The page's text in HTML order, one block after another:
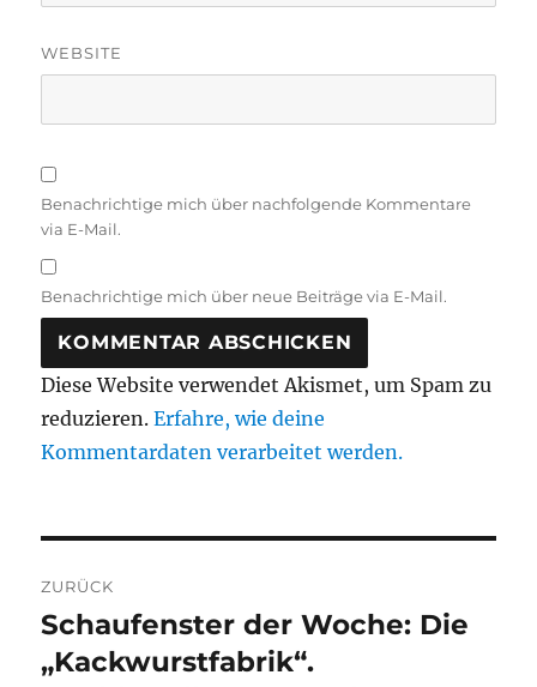
WEBSITE
Benachrichtige mich über nachfolgende Kommentare
via E-Mail.
Benachrichtige mich über neue Beiträge via E-Mail.
Diese Website verwendet Akismet, um Spam zu
reduzieren.Erfahre, wie deine
Kommentardaten verarbeitet werden.
ZURÜCK
Vorheriger
Beitrag:
Schaufenster der Woche: Die
„Kackwurstfabrik“.